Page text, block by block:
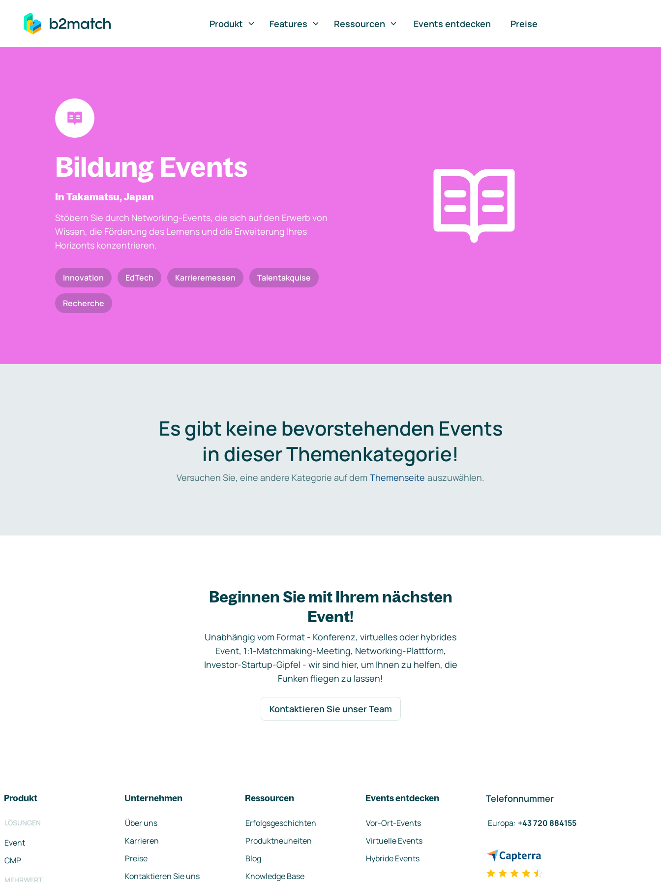
springen
Produkt
Features Ressourcen Events entdecken Preise
Bildung Events
In Takamatsu, Japan
Stöbern Sie durch Networking-Events, die sich auf den Erwerb von
Wissen, die Förderung des Lernens und die Erweiterung Ihres
Horizonts konzentrieren.
Innovation EdTech Karrieremessen Talentakquise
Recherche
Es gibt keine bevorstehenden Events
in dieser Themenkategorie!
Versuchen Sie, eine andere Kategorie auf dem Themenseite auszuwählen.
Beginnen Sie mit Ihrem nächsten
Event!
Unabhängig vom Format - Konferenz, virtuelles oder hybrides
Event, 1:1-Matchmaking-Meeting, Networking-Plattform,
Investor-Startup-Gipfel - wir sind hier, um Ihnen zu helfen, die
Funken fliegen zu lassen!
Kontaktieren Sie unser Team
Produkt
LÖSUNGEN
Event
CMP
MEHRWERT
Unternehmen
Über uns
Karrieren
Preise
Kontaktieren Sie uns
Ressourcen
Erfolgsgeschichten
Produktneuheiten
Blog
Knowledge Base
Events entdecken
Vor-Ort-Events
Virtuelle Events
Hybride Events
Telefonnummer
Europa: +43 720 884155